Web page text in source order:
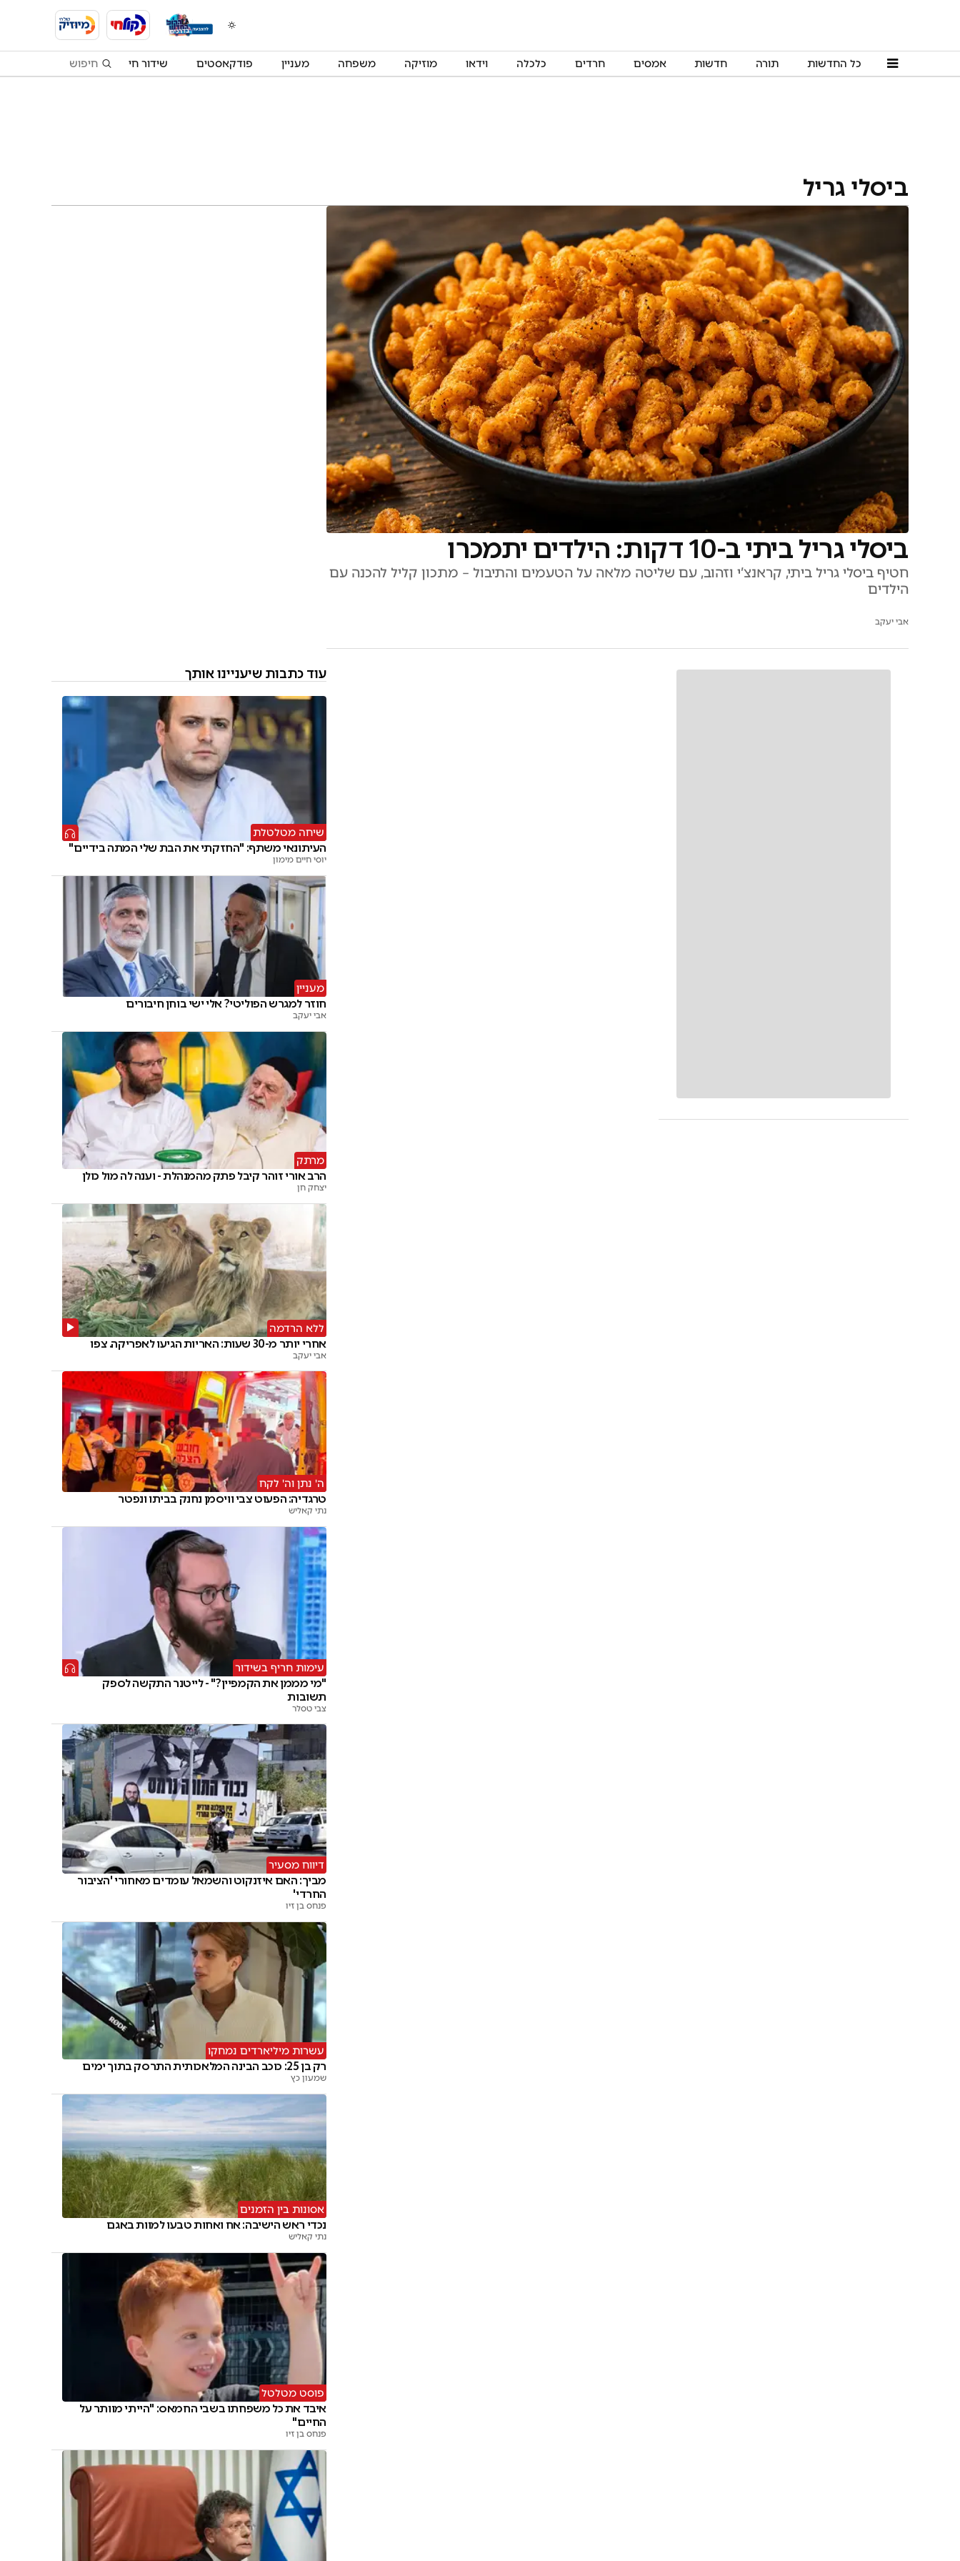
כל החדשות תורה חדשות אמסים חרדים כלכלה וידאו מוזיקה משפחה מעניין פודקאסטים שידור חי
ביסלי גריל
ביסלי גריל ביתי ב-10 דקות: הילדים יתמכרו
חטיף ביסלי גריל ביתי, קראנצ’י וזהוב, עם שליטה מלאה על הטעמים והתיבול – מתכון קליל להכנה עם
הילדים
אבי יעקב
עוד כתבות שיעניינו אותך
שיחה מטלטלת
העיתונאי משתף: "החזקתי את הבת שלי המתה בידיים"
יוסי חיים מימון
מעניין
חוזר למגרש הפוליטי? אלי ישי בוחן חיבורים
אבי יעקב
מרתק
הרב אורי זוהר קיבל פתק מהמנהלת - וענה לה מול כולן
יצחק חן
ללא הרדמה
אחרי יותר מ-30 שעות: האריות הגיעו לאפריקה. צפו
אבי יעקב
ה' נתן וה' לקח
טרגדיה: הפעוט צבי וויסמן נחנק בביתו ונפטר
נתי קאליש
עימות חריף בשידור
"מי מממן את הקמפיין?" - לייטנר התקשה לספק
תשובות
צבי טסלר
דיווח מסעיר
מביך: האם איזנקוט והשמאל עומדים מאחורי 'הציבור
החרדי'
פנחס בן זיו
עשרות מיליארדים נמחקו
רק בן 25: כוכב הבינה המלאכותית התרסק בתוך ימים
שמעון כץ
אסונות בין הזמנים
נכדי ראש הישיבה: אח ואחות טבעו למוות באגם
נתי קאליש
פוסט מטלטל
איבד את כל משפחתו בשבי החמאס: "הייתי מוותר על
החיים"
פנחס בן זיו